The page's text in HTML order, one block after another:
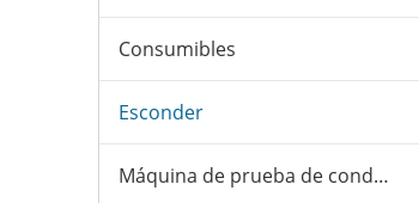
Consumibles
Esconder
Máquina de prueba de condones